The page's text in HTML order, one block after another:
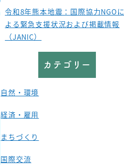
令和8年熊本地震：国際協力NGOに
よる緊急支援状況および掲載情報
（JANIC）
カテゴリー
自然・環境
経済・雇用
まちづくり
国際交流